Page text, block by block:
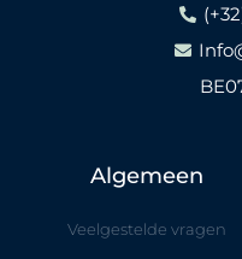
Algemeen
Veelgestelde vragen